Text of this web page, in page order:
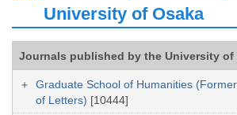
University of Osaka
Journals published by the University of
Graduate School of Humanities
of Letters) [10444]